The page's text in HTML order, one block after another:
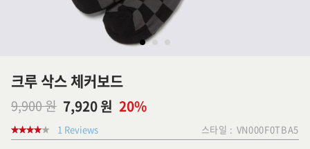
크루 삭스 체커보드
9,900 원 7,920 원 20%
1 Reviews 스타일 : VN000F0TBA5